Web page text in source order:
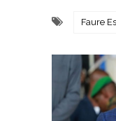
Faure